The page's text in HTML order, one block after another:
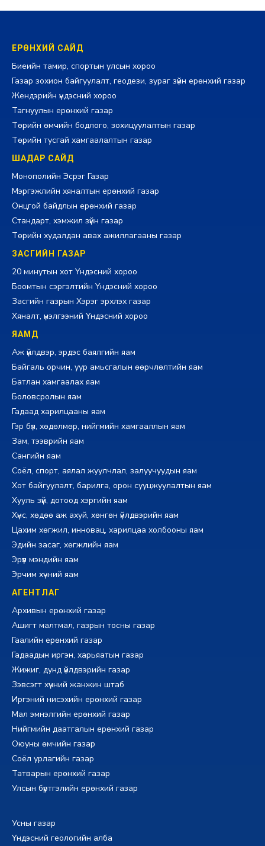
ЕРӨНХИЙ САЙД
Биеийн тамир, спортын улсын хороо
Газар зохион байгуулалт, геодези, зураг зүйн ерөнхий газар
Жендэрийн үндэсний хороо
Тагнуулын ерөнхий газар
Төрийн өмчийн бодлого, зохицуулалтын газар
Төрийн тусгай хамгаалалтын газар
ШАДАР САЙД
Монополийн Эсрэг Газар
Мэргэжлийн хяналтын ерөнхий газар
Онцгой байдлын ерөнхий газар
Стандарт, хэмжил зүйн газар
Төрийн худалдан авах ажиллагааны газар
ЗАСГИЙН ГАЗАР
20 минутын хот Үндэсний хороо
Боомтын сэргэлтийн Үндэсний хороо
Засгийн газрын Хэрэг эрхлэх газар
Хяналт, үнэлгээний Үндэсний хороо
ЯАМД
Аж үйлдвэр, эрдэс баялгийн яам
Байгаль орчин, уур амьсгалын өөрчлөлтийн яам
Батлан хамгаалах яам
Боловсролын яам
Гадаад харилцааны яам
Гэр бүл, хөдөлмөр, нийгмийн хамгааллын яам
Зам, тээврийн яам
Сангийн яам
Соёл, спорт, аялал жуулчлал, залуучуудын яам
Хот байгуулалт, барилга, орон сууцжуулалтын яам
Хууль зүй, дотоод хэргийн яам
Хүнс, хөдөө аж ахуй, хөнгөн үйлдвэрийн яам
Цахим хөгжил, инновац, харилцаа холбооны яам
Эдийн засаг, хөгжлийн яам
Эрүүл мэндийн яам
Эрчим хүчний яам
АГЕНТЛАГ
Архивын ерөнхий газар
Ашигт малтмал, газрын тосны газар
Гаалийн ерөнхий газар
Гадаадын иргэн, харьяатын газар
Жижиг, дунд үйлдвэрийн газар
Зэвсэгт хүчний жанжин штаб
Иргэний нисэхийн ерөнхий газар
Мал эмнэлгийн ерөнхий газар
Нийгмийн даатгалын ерөнхий газар
Оюуны өмчийн газар
Соёл урлагийн газар
Татварын ерөнхий газар
Улсын бүртгэлийн ерөнхий газар
Усны газар
Үндэсний геологийн алба